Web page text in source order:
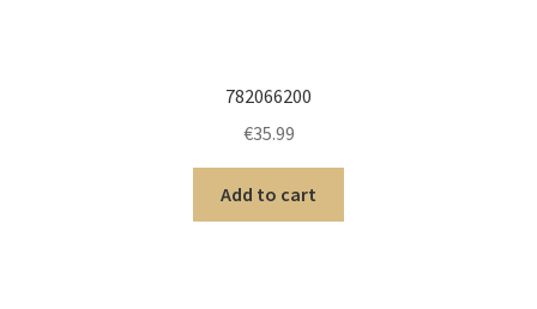
782066200
€35.99
Add to cart